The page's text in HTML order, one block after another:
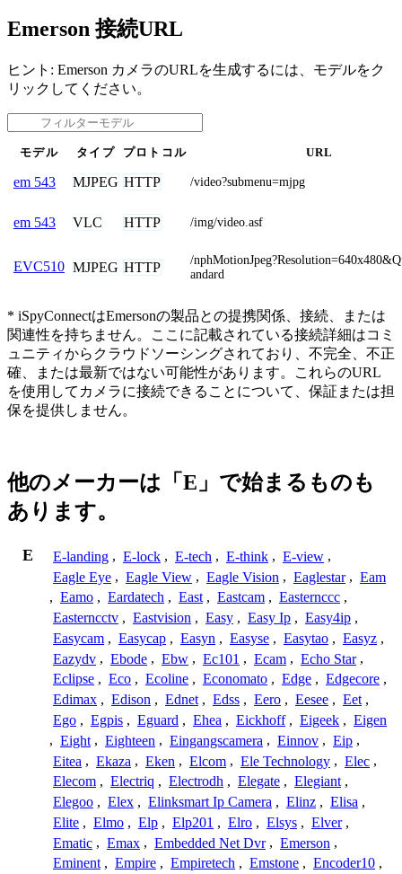
Emerson 接続URL
ヒント: Emerson カメラのURLを生成するには、モデルをク
リックしてください。
モデル タイプ プロトコル URL
em 543 MJPEG HTTP /video?submenu=mjpg
em 543 VLC HTTP /img/video.asf
EVC510 MJPEG HTTP
/
andard
* iSpyConnectはEmersonの製品との提携関係、接続、または
関連性を持ちません。ここに記載されている接続詳細はコミ
ュニティからクラウドソーシングされており、不完全、不正
確、または最新ではない可能性があります。これらのURL
を使用してカメラに接続できることについて、保証または担
保を提供しません。
他のメーカーは「E」で始まるものも
あります。
E E-landing , E-lock , E-tech , E-think , E-view ,
Eagle Eye , Eagle View , Eagle Vision , Eaglestar , Eam
, Eamo , Eardatech , East , Eastcam , Easternccc ,
Easterncctv , Eastvision , Easy , Easy Ip , Easy4ip ,
Easycam , Easycap , Easyn , Easyse , Easytao , Easyz ,
Eazydv , Ebode , Ebw , Ec101 , Ecam , Echo Star ,
Eclipse , Eco , Ecoline , Economato , Edge , Edgecore ,
Edimax , Edison , Ednet , Edss , Eero , Eesee , Eet ,
Ego , Egpis , Eguard , Ehea , Eickhoff , Eigeek , Eigen
, Eight , Eighteen , Eingangscamera , Einnov , Eip ,
Eitea , Ekaza , Eken , Elcom , Ele Technology , Elec ,
Elecom , Electriq , Electrodh , Elegate , Elegiant ,
Elegoo , Elex , Elinksmart Ip Camera , Elinz , Elisa ,
Elite , Elmo , Elp , Elp201 , Elro , Elsys , Elver ,
Ematic , Emax , Embedded Net Dvr , Emerson ,
Eminent , Empire , Empiretech , Emstone , Encoder10 ,